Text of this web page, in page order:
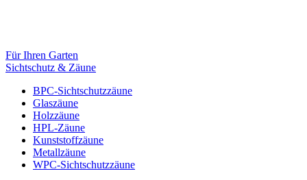
Für Ihren Garten
Sichtschutz & Zäune
BPC-Sichtschutzzäune
Glaszäune
Holzzäune
HPL-Zäune
Kunststoffzäune
Metallzäune
WPC-Sichtschutzzäune